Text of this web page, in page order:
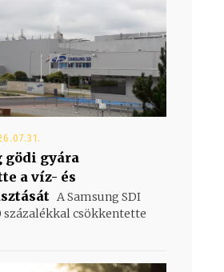
gödi gyára
a víz- és
A Samsung SDI
százalékkal csökkentette